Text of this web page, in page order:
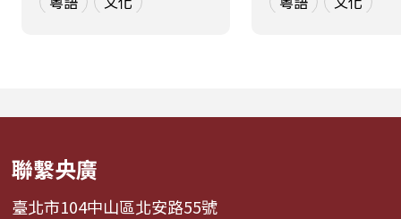
也都在跨越那道屬於自己
週二帶領聽眾進行一場...
著裊裊茶香，開
「太史菜系」粵
聯繫央廣
臺北市104中山區北安路55號